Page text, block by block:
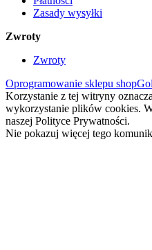
Zasady wysyłki
Zwroty
Zwroty
Oprogramowanie sklepu
Korzystanie z tej witryny
wykorzystanie plików cookies.
naszej Polityce Prywatności.
Nie pokazuj więcej tego